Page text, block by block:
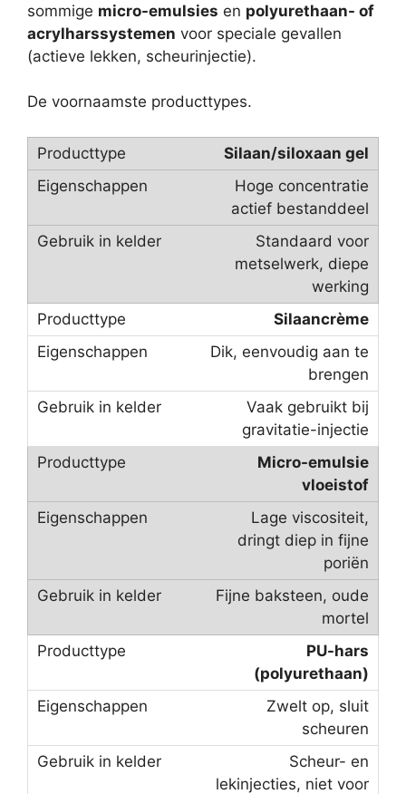
sommige micro-emulsies en polyurethaan- of
acrylharssystemen voor speciale gevallen
(actieve lekken, scheurinjectie).
De voornaamste producttypes.
Silaan/siloxaan gel
Hoge concentratie
actief bestanddeel
Standaard voor
metselwerk, diepe
werking
Silaancrème
Dik, eenvoudig aan te
brengen
Vaak gebruikt bij
gravitatie-injectie
Micro-emulsie
vloeistof
Lage viscositeit,
dringt diep in fijne
poriën
Fijne baksteen, oude
mortel
PU-hars
(polyurethaan)
Zwelt op, sluit
scheuren
Scheur- en
lekinjecties, niet voor